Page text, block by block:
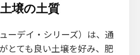
土壌の土質
ーデイ・シリーズ）は、通
とても良い土壌を好み、肥